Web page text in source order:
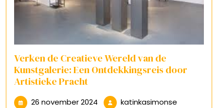
Verken de Creatieve Wereld van de
Kunstgalerie: Een Ontdekkingsreis door
Artistieke Pracht
26 november 2024 26
katinkasimonse